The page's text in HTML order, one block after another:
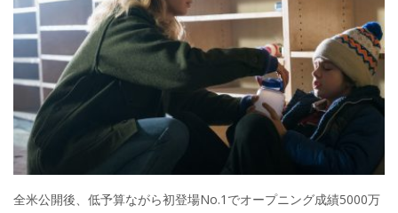
全米公開後、低予算ながら初登場No.1でオープニング成績5000万